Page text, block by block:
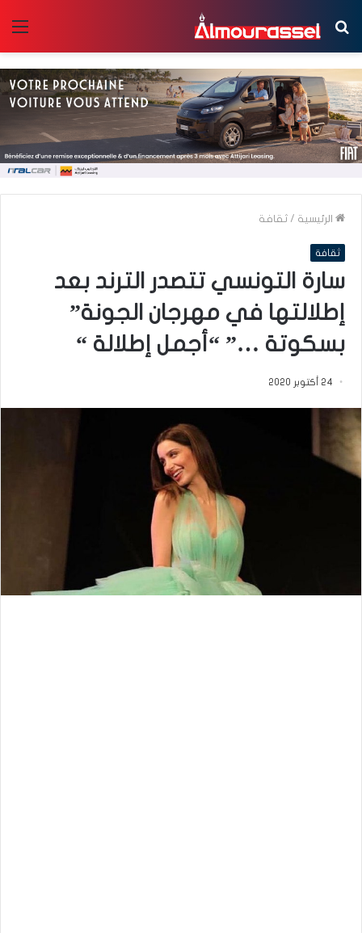
بحث
عن
الرئيسية / ثقافة
ثقافة
سارة التونسي تتصدر الترند بعد
إطلالتها في مهرجان الجونة”
بسكوتة …” “أجمل إطلالة “
24 أكتوبر 2020